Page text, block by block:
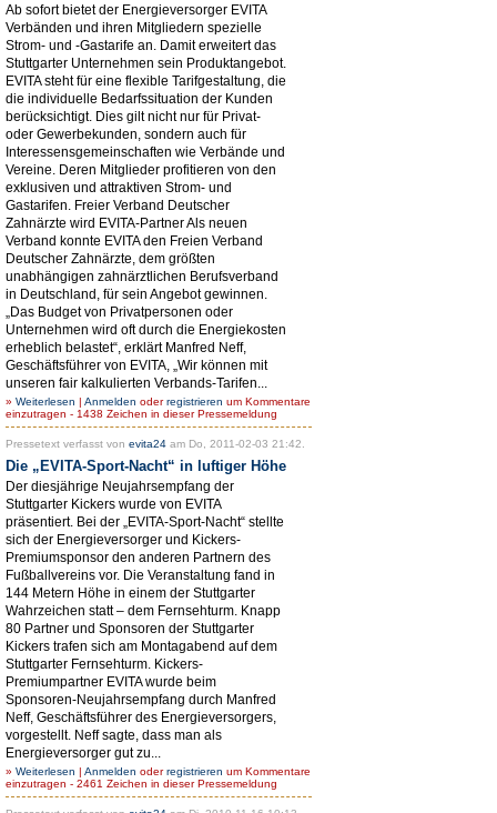
Ab sofort bietet der Energieversorger EVITA
Verbänden und ihren Mitgliedern spezielle
Strom- und -Gastarife an. Damit erweitert das
Stuttgarter Unternehmen sein Produktangebot.
EVITA steht für eine flexible Tarifgestaltung, die
die individuelle Bedarfssituation der Kunden
berücksichtigt. Dies gilt nicht nur für Privat-
oder Gewerbekunden, sondern auch für
Interessensgemeinschaften wie Verbände und
Vereine. Deren Mitglieder profitieren von den
exklusiven und attraktiven Strom- und
Gastarifen. Freier Verband Deutscher
Zahnärzte wird EVITA-Partner Als neuen
Verband konnte EVITA den Freien Verband
Deutscher Zahnärzte, dem größten
unabhängigen zahnärztlichen Berufsverband
in Deutschland, für sein Angebot gewinnen.
„Das Budget von Privatpersonen oder
Unternehmen wird oft durch die Energiekosten
erheblich belastet“, erklärt Manfred Neff,
Geschäftsführer von EVITA, „Wir können mit
unseren fair kalkulierten Verbands-Tarifen...
» Weiterlesen | Anmelden oderregistrieren um Kommentare
einzutragen - 1438 Zeichen in dieser Pressemeldung
Pressetext verfasst von evita24 am Do, 2011-02-03 21:42.
Die „EVITA-Sport-Nacht“ in luftiger Höhe
Der diesjährige Neujahrsempfang der
Stuttgarter Kickers wurde von EVITA
präsentiert. Bei der „EVITA-Sport-Nacht“ stellte
sich der Energieversorger und Kickers-
Premiumsponsor den anderen Partnern des
Fußballvereins vor. Die Veranstaltung fand in
144 Metern Höhe in einem der Stuttgarter
Wahrzeichen statt – dem Fernsehturm. Knapp
80 Partner und Sponsoren der Stuttgarter
Kickers trafen sich am Montagabend auf dem
Stuttgarter Fernsehturm. Kickers-
Premiumpartner EVITA wurde beim
Sponsoren-Neujahrsempfang durch Manfred
Neff, Geschäftsführer des Energieversorgers,
vorgestellt. Neff sagte, dass man als
Energieversorger gut zu...
» Weiterlesen | Anmelden oderregistrieren um Kommentare
einzutragen - 2461 Zeichen in dieser Pressemeldung